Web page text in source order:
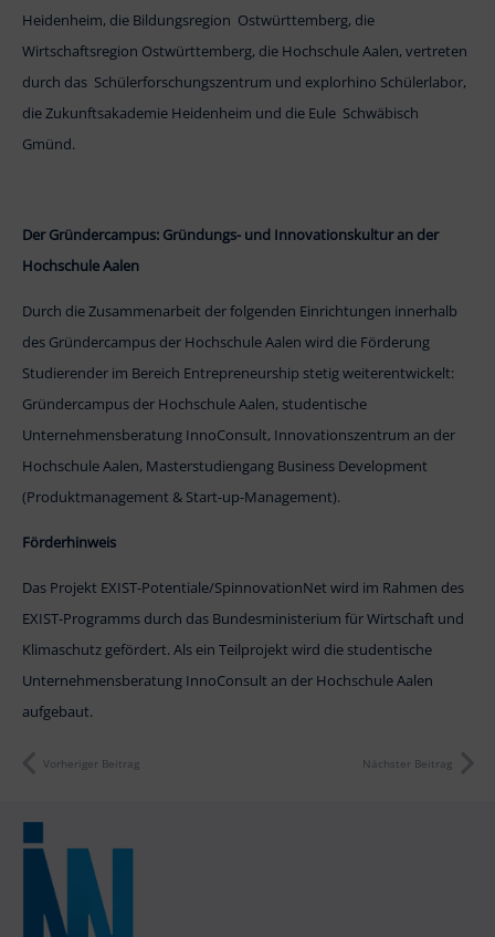
Heidenheim, die Bildungsregion Ostwürttemberg, die
Wirtschaftsregion Ostwürttemberg, die Hochschule Aalen, vertreten
durch das Schülerforschungszentrum und explorhino Schülerlabor,
die Zukunftsakademie Heidenheim und die Eule Schwäbisch
Gmünd.
Der Gründercampus: Gründungs- und Innovationskultur an der
Hochschule Aalen
Durch die Zusammenarbeit der folgenden Einrichtungen innerhalb
des Gründercampus der Hochschule Aalen wird die Förderung
Studierender im Bereich Entrepreneurship stetig weiterentwickelt:
Gründercampus der Hochschule Aalen, studentische
Unternehmensberatung InnoConsult, Innovationszentrum an der
Hochschule Aalen, Masterstudiengang Business Development
(Produktmanagement & Start-up-Management).
Förderhinweis
Das Projekt EXIST-Potentiale/SpinnovationNet wird im Rahmen des
EXIST-Programms durch das Bundesministerium für Wirtschaft und
Klimaschutz gefördert. Als ein Teilprojekt wird die studentische
Unternehmensberatung InnoConsult an der Hochschule Aalen
aufgebaut.
Vorheriger Beitrag Nächster Beitrag